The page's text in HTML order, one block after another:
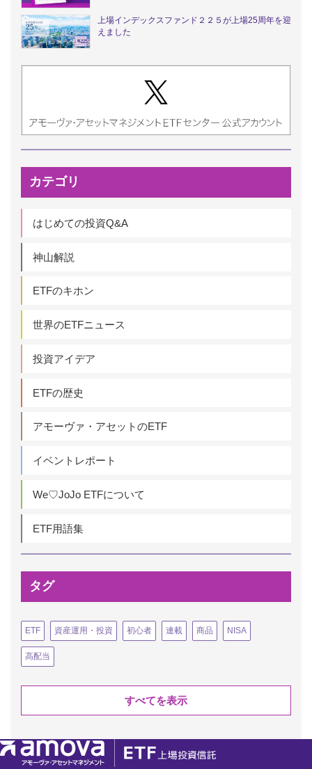
上場インデックスファンド２２５が上場25周年を迎
えました
カテゴリ
はじめての投資Q&A
神山解説
ETFのキホン
世界のETFニュース
投資アイデア
ETFの歴史
アモーヴァ・アセットのETF
イベントレポート
We♡JoJo ETFについて
ETF用語集
タグ
ETF 資産運用・投資 初心者 連載 商品 NISA
高配当
すべてを表示